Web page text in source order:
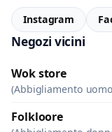
Instagram
Negozi vicini
Wok store
(Abbigliamento
Folkloore